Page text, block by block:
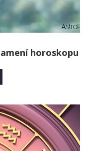
horoskopu